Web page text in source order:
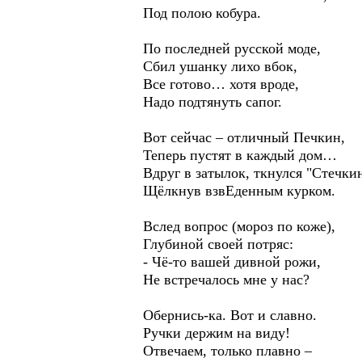
Под полою кобура.
По последней русской моде,
Сбил ушанку лихо вбок,
Все готово… хотя вроде,
Надо подтянуть сапог.
Вот сейчас – отличный Печкин,
Теперь пустят в каждый дом…
Вдруг в затылок, ткнулся
Щёлкнув взвЕденным курком.
Вслед вопрос (мороз по коже),
Глубиной своей потряс:
- Чё-то вашей дивной рожи,
Не встречалось мне у нас?
Обернись-ка. Вот и славно.
Ручки держим на виду!
Отвечаем, только плавно –